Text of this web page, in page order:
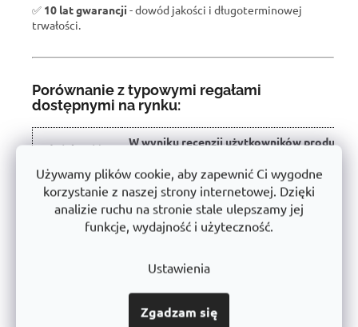
Używamy plików cookie, aby zapewnić Ci wygodne
korzystanie z naszej strony internetowej. Dzięki
analizie ruchu na stronie stale ulepszamy jej
funkcje, wydajność i użyteczność.
Ustawienia
Zgadzam się
✅ 10 lat gwarancji - dowód jakości i długoterminowej
trwałości.
Porównanie z typowymi regałami
dostępnymi na rynku:
Właściwość
W wyniku recenzji użytkowników produkt
Nośność półki
500 kg
Instalacja
Bezśrubowe - łatwe
Certyfikowany, bez szkodliwych substancji
Powłoka proszkowa (antykorozyjna)